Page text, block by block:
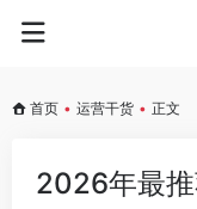
首页 • 运营干货 • 正文
2026年最